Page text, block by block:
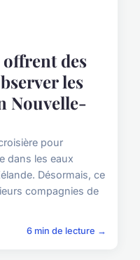
des
les
Nouvelle-
pour
dans les eaux
Désormais, ce
compagnies de
6 min de lecture →